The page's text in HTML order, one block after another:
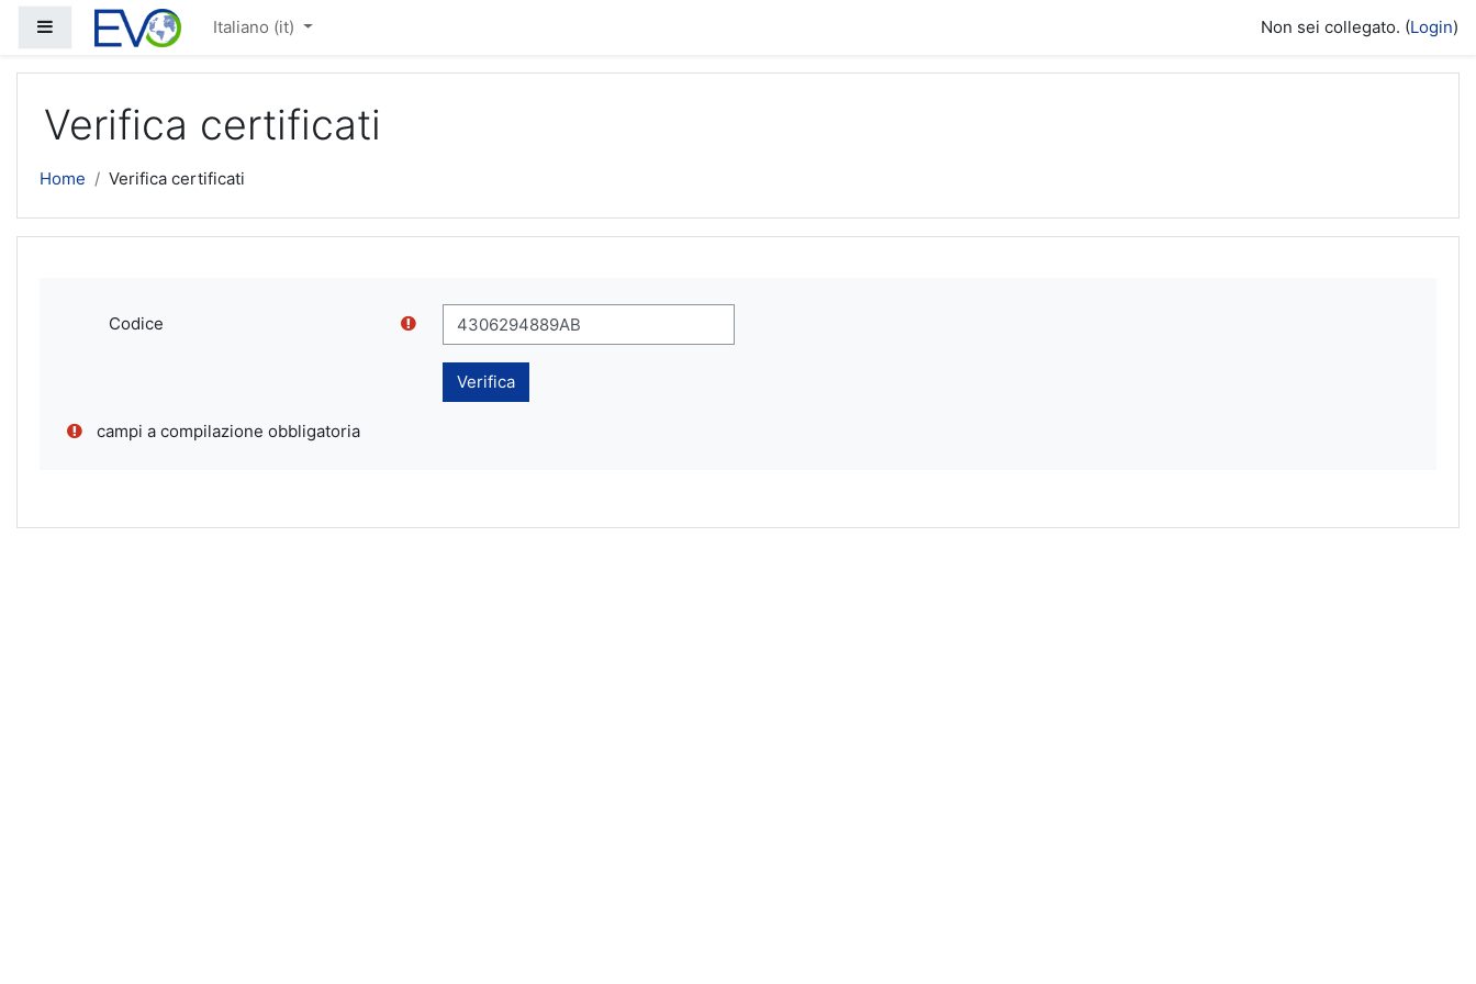
Vai al contenuto principale
Pannello laterale Italiano ‎(it)‎ Non sei collegato. (Login)
Verifica certificati
Home Verifica certificati
Codice
campi a compilazione obbligatoria